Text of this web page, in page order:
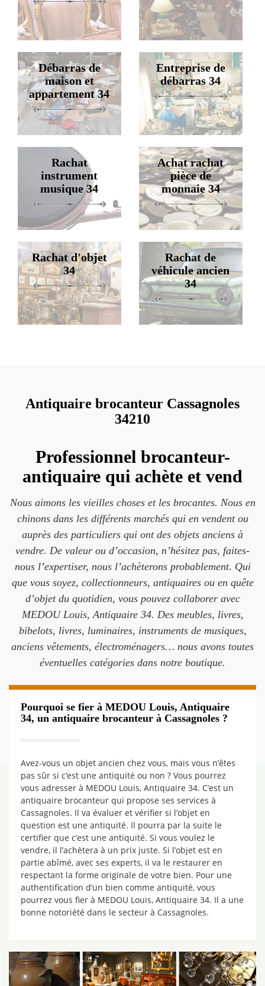
Débarras de
maison et
appartement 34
Entreprise de
débarras 34
Rachat
instrument
musique 34
Achat rachat
pièce de
monnaie 34
Rachat d'objet
34
Rachat de
véhicule ancien
34
Antiquaire brocanteur Cassagnoles
34210
Professionnel brocanteur-
antiquaire qui achète et vend
Nous aimons les vieilles choses et les brocantes. Nous en
chinons dans les différents marchés qui en vendent ou
auprès des particuliers qui ont des objets anciens à
vendre. De valeur ou d’occasion, n’hésitez pas, faites-
nous l’expertiser, nous l’achèterons probablement. Qui
que vous soyez, collectionneurs, antiquaires ou en quête
d’objet du quotidien, vous pouvez collaborer avec
MEDOU Louis, Antiquaire 34. Des meubles, livres,
bibelots, livres, luminaires, instruments de musiques,
anciens vêtements, électroménagers… nous avons toutes
éventuelles catégories dans notre boutique.
Pourquoi se fier à MEDOU Louis, Antiquaire
34, un antiquaire brocanteur à Cassagnoles ?
Avez-vous un objet ancien chez vous, mais vous n’êtes
pas sûr si c’est une antiquité ou non ? Vous pourrez
vous adresser à MEDOU Louis, Antiquaire 34. C’est un
antiquaire brocanteur qui propose ses services à
Cassagnoles. Il va évaluer et vérifier si l’objet en
question est une antiquité. Il pourra par la suite le
certifier que c’est une antiquité. Si vous voulez le
vendre, il l’achètera à un prix juste. Si l’objet est en
partie abîmé, avec ses experts, il va le restaurer en
respectant la forme originale de votre bien. Pour une
authentification d’un bien comme antiquité, vous
pourrez vous fier à MEDOU Louis, Antiquaire 34. Il a une
bonne notoriété dans le secteur à Cassagnoles.